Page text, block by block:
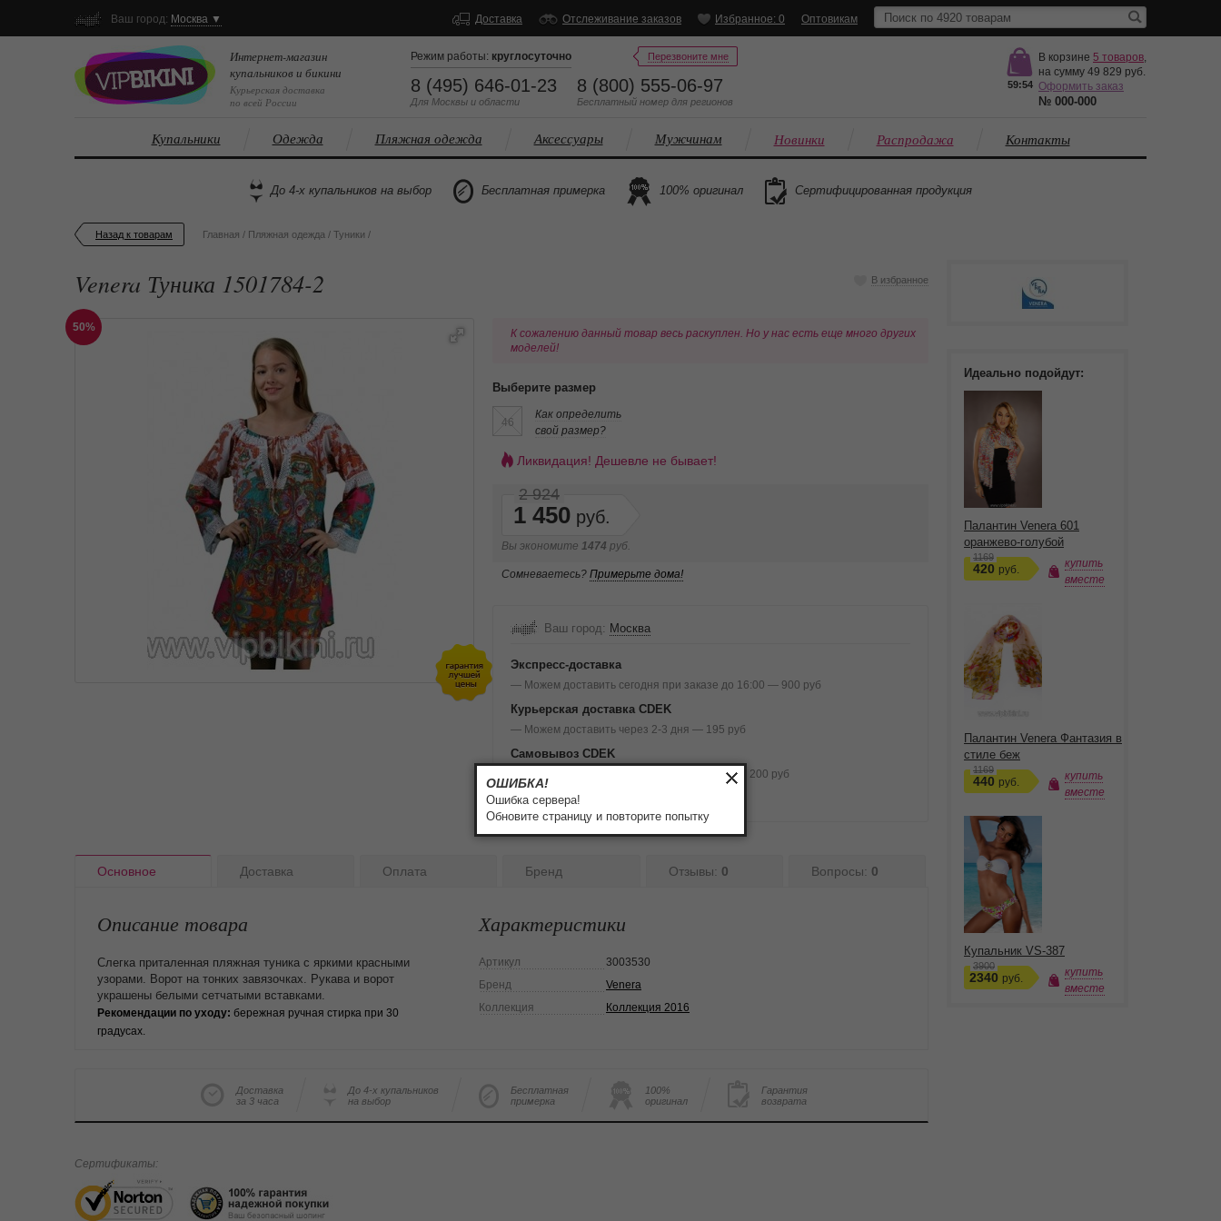
Ваш город: Москва ▼ Доставка Отслеживание заказов Избранное: 0 Оптовикам
Интернет-магазин
купальников и бикини
Курьерская доставка
по всей России
Режим работы: круглосуточно
8 (495) 646-01-23
Для Москвы и области
8 (800) 555-06-97
Бесплатный номер для регионов
Перезвоните мне
59:53
В корзине 5 товаров,
на сумму 49 829
Оформить заказ
№ 000-000
Купальники Одежда Пляжная одежда Аксессуары Мужчинам Новинки Распродажа Контакты
До 4-х купальников на выбор Бесплатная примерка 100% оригинал Сертифицированная продукция
Назад к товарам Главная / Пляжная одежда / Туники /
Venera Туника 1501784-2 В избранное
50%
К сожалению данный товар весь раскуплен. Но у нас есть еще много других
моделей!
Выберите размер
46
Как определить
свой размер?
Ликвидация! Дешевле не бывает!
1 450
2 924
Вы экономите 1474 руб.
Сомневаетесь? Примерьте дома!
Ваш город: Москва
Экспресс-доставка
— Можем доставить сегодня при заказе до 16:00 — 900 руб
Курьерская доставка CDEK
— Можем доставить через 2-3 дня — 195 руб
Самовывоз CDEK
— Можно забрать завтра или послезавтра — 200 руб
Подробнее о доставке и оплате
Основное Доставка Оплата Бренд Отзывы: 0 Вопросы: 0
Описание товара
Слегка приталенная пляжная туника с яркими красными
узорами. Ворот на тонких завязочках. Рукава и ворот
украшены белыми сетчатыми вставками.
Рекомендации по уходу: бережная ручная стирка при 30
градусах.
Характеристики
Артикул
3003530
Бренд
Venera
Коллекция
Коллекция 2016
Доставка
за 3 часа
До 4-х купальников
на выбор
Бесплатная
примерка
100%
оригинал
Гарантия
возврата
Идеально подойдут:
Палантин Venera 601
оранжево-голубой
1169
420 руб.
купить
вместе
Палантин Venera Фантазия в
стиле беж
1169
440 руб.
купить
вместе
Купальник VS-387
3900
2340 руб.
купить
вместе
Сертификаты:
ОШИБКА!
Ошибка сервера!
Обновите страницу и повторите попытку